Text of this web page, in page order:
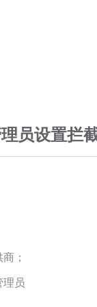
员设置拦
；
理员